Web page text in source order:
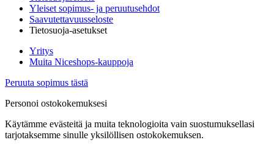
Yleiset sopimus- ja peruutusehdot
Saavutettavuusseloste
Tietosuoja-asetukset
Yritys
Muita Niceshops-kauppoja
Peruuta sopimus tästä
Personoi ostokokemuksesi
Käytämme evästeitä ja muita teknologioita vain suostumuksellasi
tarjotaksemme sinulle yksilöllisen ostokokemuksen.